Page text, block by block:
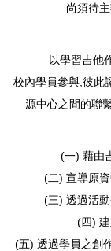
尚須待
以學習吉他作為
校內學員參與,彼此
源中心之間的聯
(一) 藉由
(二) 宣導原
(三) 透過活
(四)
(五) 透過學員之創